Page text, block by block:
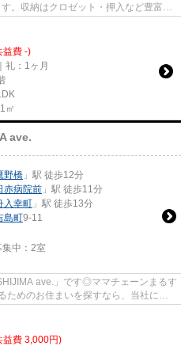
。収納はクロゼット・押入など豊富な
益費 -)
礼：1ヶ月
㎡
ave.
野橋 」駅 徒歩12分
赤病院前 」駅 徒歩11分
入幸町 」駅 徒歩13分
島町9-11
中： 2室
ave.」です◎ママチェーンまるす
めのお住まいを探すなら、当社にお
益費 3,000円)